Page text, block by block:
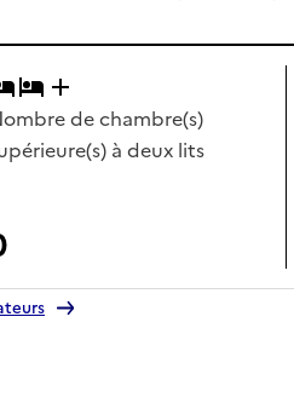
de chambre(s)
à deux lits